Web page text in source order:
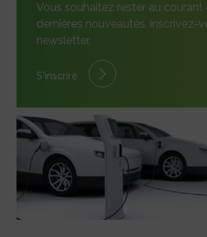
Vous souhaitez rester au courant
dernières nouveautés, inscrivez-
newsletter.
S'inscrire